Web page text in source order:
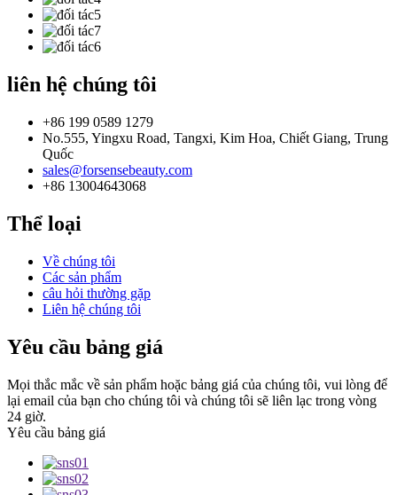
liên hệ chúng tôi
+86 199 0589 1279
No.555, Yingxu Road, Tangxi, Kim Hoa, Chiết Giang, Trung
Quốc
sales@forsensebeauty.com
+86 13004643068
Thể loại
Về chúng tôi
Các sản phẩm
câu hỏi thường gặp
Liên hệ chúng tôi
Yêu cầu bảng giá
Mọi thắc mắc về sản phẩm hoặc bảng giá của chúng tôi, vui lòng để
lại email của bạn cho chúng tôi và chúng tôi sẽ liên lạc trong vòng
24 giờ.
Yêu cầu bảng giá